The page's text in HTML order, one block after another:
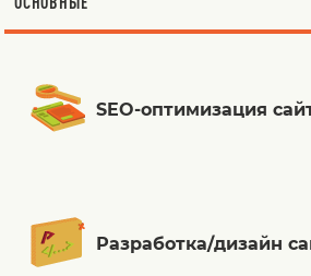
SEO-оптимизация
Разработка/дизайн